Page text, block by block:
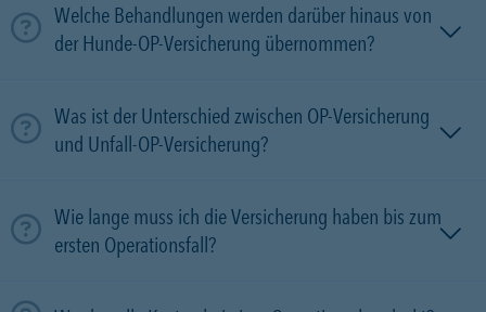
Welche Behandlungen werden darüber hinaus von
der Hunde-OP-Versicherung übernommen?
Was ist der Unterschied zwischen OP-Versicherung
und Unfall-OP-Versicherung?
Wie lange muss ich die Versicherung haben bis zum
ersten Operationsfall?